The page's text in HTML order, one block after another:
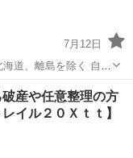
7月12日
離島を除く 自己
営業… 頭金一括の準
ン
産や任意整理の方
イル２０Ｘｔｔ】